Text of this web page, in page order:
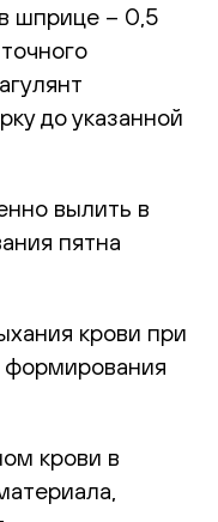
шприце – 0,5
до указанной
вылить в
пятна
крови при
формирования
крови в